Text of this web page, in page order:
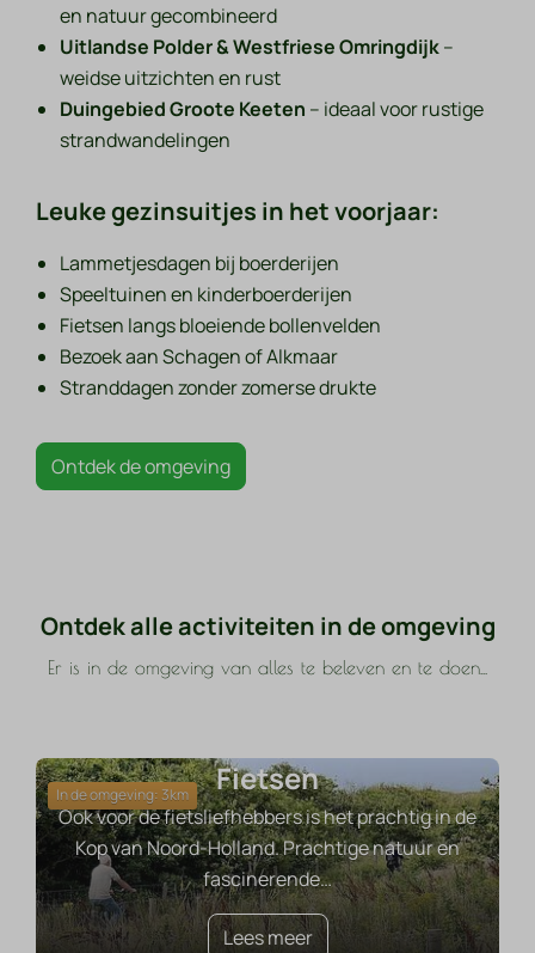
en natuur gecombineerd
Uitlandse Polder & Westfriese Omringdijk–
weidse uitzichten en rust
Duingebied Groote Keeten – ideaal voor rustige
strandwandelingen
Leuke gezinsuitjes in het voorjaar:
Lammetjesdagen bij boerderijen
Speeltuinen en kinderboerderijen
Fietsen langs bloeiende bollenvelden
Bezoek aan Schagen of Alkmaar
Stranddagen zonder zomerse drukte
Ontdek de omgeving
Ontdek alle activiteiten in de omgeving
Er is in de omgeving van alles te beleven en te doen...
In de omgeving: 3km Fietsen
Ook voor de fietsliefhebbers is het prachtig in de
Kop van Noord-Holland. Prachtige natuur en
fascinerende…
Lees meer